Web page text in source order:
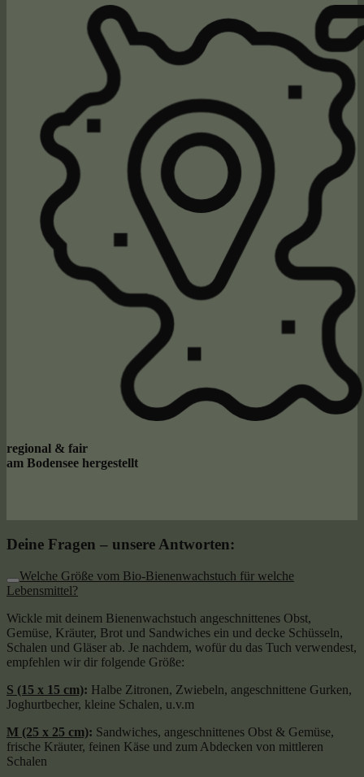
regional & fair
am Bodensee hergestellt
Deine Fragen – unsere Antworten:
Welche Größe vom Bio-Bienenwachstuch für welche
Lebensmittel?
Wickle mit deinem Bienenwachstuch angeschnittenes Obst,
Gemüse, Kräuter, Brot und Sandwiches ein und decke Schüsseln,
Schalen und Gläser ab. Je nachdem, wofür du das Tuch verwendest,
empfehlen wir dir folgende Größe:
S (15 x 15 cm): Halbe Zitronen, Zwiebeln, angeschnittene Gurken,
Joghurtbecher, kleine Schalen, u.v.m
M (25 x 25 cm): Sandwiches, angeschnittenes Obst & Gemüse,
frische Kräuter, feinen Käse und zum Abdecken von mittleren
Schalen